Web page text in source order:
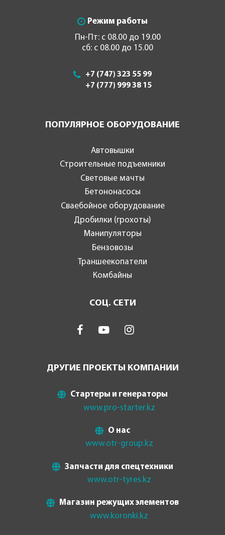
Режим работы
Пн-Пт: с 08.00 до 19.00
сб: с 08.00 до 15.00
+7 (747) 323 55 99
+7 (777) 999 38 15
ПОПУЛЯРНОЕ ОБОРУДОВАНИЕ
Автовышки
Строительные подъемники
Световые мачты
Бетононасосы
Сваебойное оборудование
Дробилки (грохоты)
Манипуляторы
Бензовозы
Траншеекопатели
Комбайны
СОЦ. СЕТИ
ДРУГИЕ ПРОЕКТЫ КОМПАНИИ
Стартеры и генераторы
www.pro-starter.kz
О нас
www.otr-group.kz
Запчасти для спецтехники
www.otr-tyres.kz
Магазин режущих элементов
www.koronki.kz